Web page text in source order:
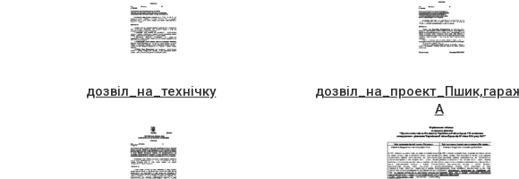
дозвiл_на_технiчку
А